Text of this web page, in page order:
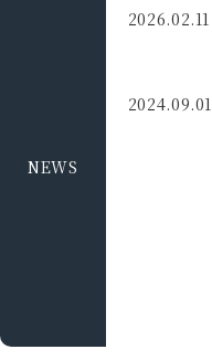
NEWS
2026.02.11
2024.09.01